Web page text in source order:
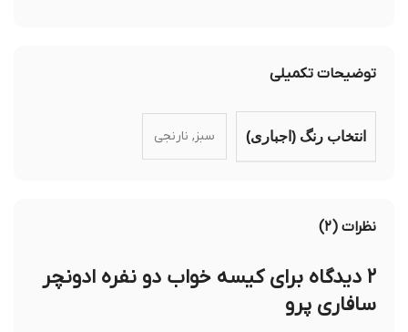
توضیحات تکمیلی
انتخاب رنگ (اجباری) سبز, نارنجی
نظرات (۲)
کیسه خواب دو نفره ادونچر
سافاری پرو